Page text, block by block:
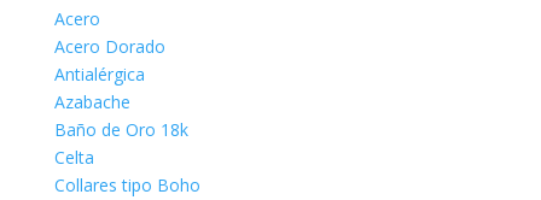
Acero
Acero Dorado
Antialérgica
Azabache
Baño de Oro 18k
Celta
Collares tipo Boho